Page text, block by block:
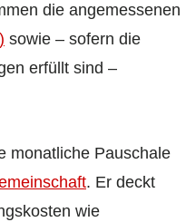
die angemessenen
sowie – sofern die
erfüllt sind –
monatliche Pauschale
. Er deckt
wie